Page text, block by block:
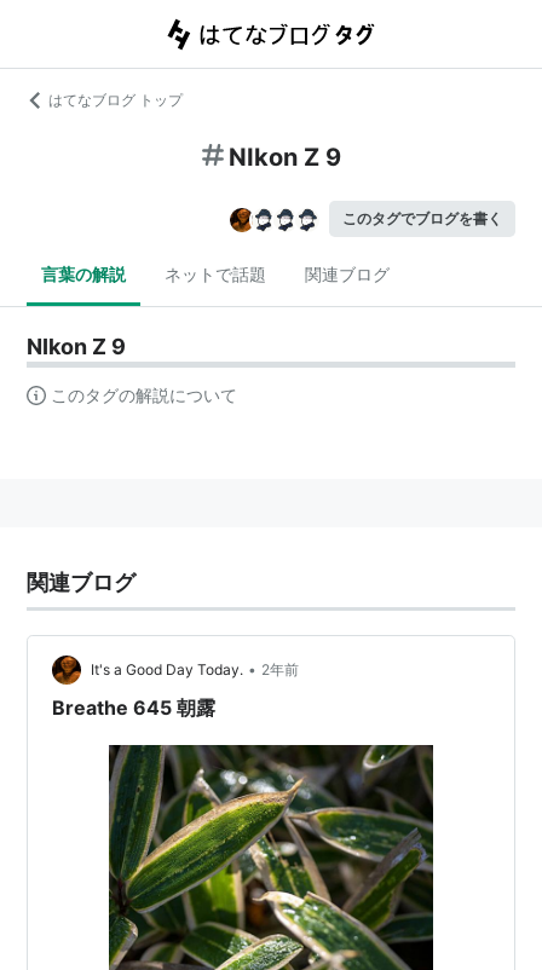
はてなブログ トップ
NIkon Z 9
このタグでブログを書く
言葉の解説 ネットで話題 関連ブログ
NIkon Z 9
このタグの解説について
関連ブログ
It's a Good Day Today. • 2年前
Breathe 645 朝露